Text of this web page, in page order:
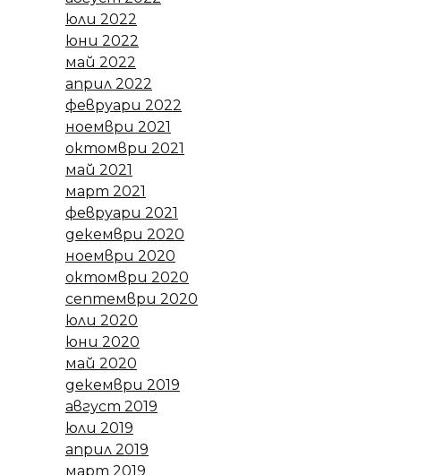
юли 2022
юни 2022
май 2022
април 2022
февруари 2022
ноември 2021
октомври 2021
май 2021
март 2021
февруари 2021
декември 2020
ноември 2020
октомври 2020
септември 2020
юли 2020
юни 2020
май 2020
декември 2019
август 2019
юли 2019
април 2019
март 2019